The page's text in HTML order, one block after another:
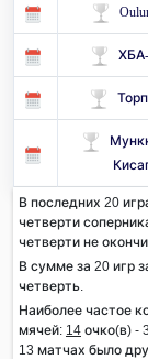
В последних 20
четверти
четверти не
В сумме за 20 игр
четверть.
Наиболее частое
мячей: 14 очко(в) -
13 матчах было